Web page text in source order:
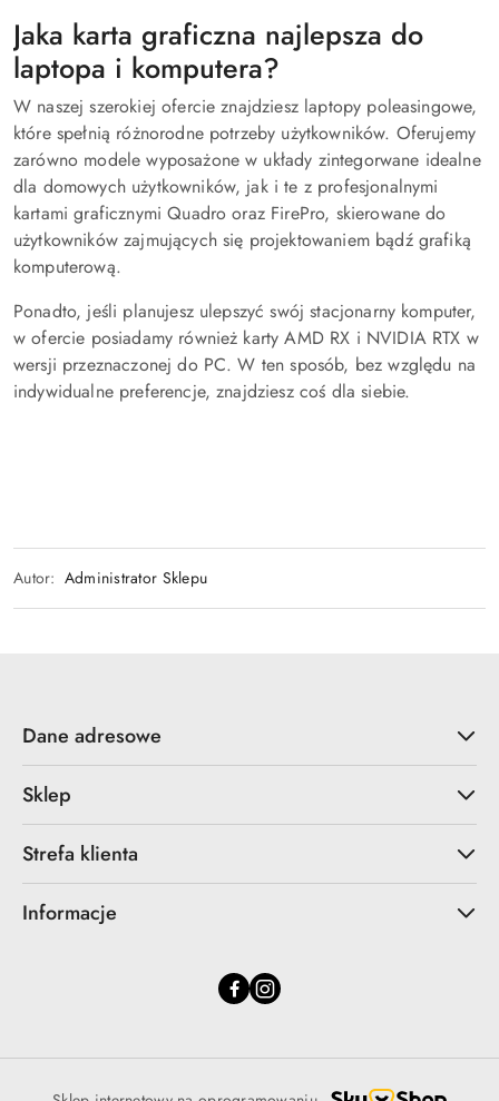
Jaka karta graficzna najlepsza do
laptopa i komputera?
W naszej szerokiej ofercie znajdziesz laptopy poleasingowe,
które spełnią różnorodne potrzeby użytkowników. Oferujemy
zarówno modele wyposażone w układy zintegorwane idealne
dla domowych użytkowników, jak i te z profesjonalnymi
kartami graficznymi Quadro oraz FirePro, skierowane do
użytkowników zajmujących się projektowaniem bądź grafiką
komputerową.
Ponadto, jeśli planujesz ulepszyć swój stacjonarny komputer,
w ofercie posiadamy również karty AMD RX i NVIDIA RTX w
wersji przeznaczonej do PC. W ten sposób, bez względu na
indywidualne preferencje, znajdziesz coś dla siebie.
Autor: Administrator Sklepu
Dane adresowe
Sklep
Strefa klienta
Informacje